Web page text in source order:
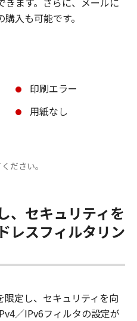
入も可能です。
印刷エラー
用紙なし
ださい。
、セキュリティを
レスフィルタリン
定し、セキュリティを向
／IPv6フィルタの設定が